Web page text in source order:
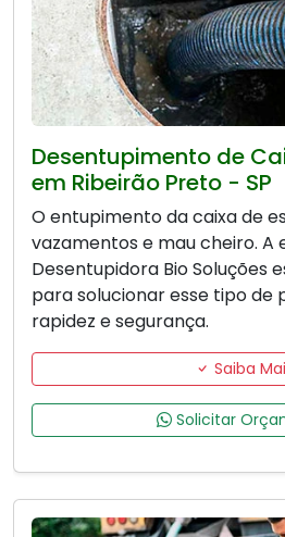
Desentupimento de
em Ribeirão Preto - SP
O entupimento da caixa de
vazamentos e mau cheiro. A
Desentupidora Bio Soluções
para solucionar esse tipo de
rapidez e segurança.
Saiba
Solicitar